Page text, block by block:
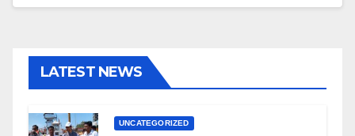
LATEST NEWS
UNCATEGORIZED